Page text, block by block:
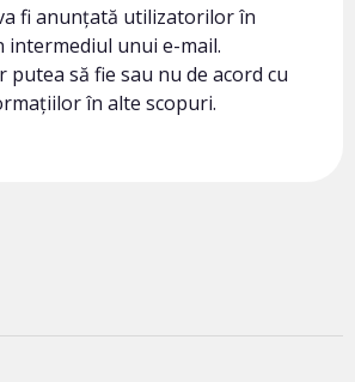
fi anunțată utilizatorilor în
intermediul unui e-mail.
să fie sau nu de acord cu
în alte scopuri.